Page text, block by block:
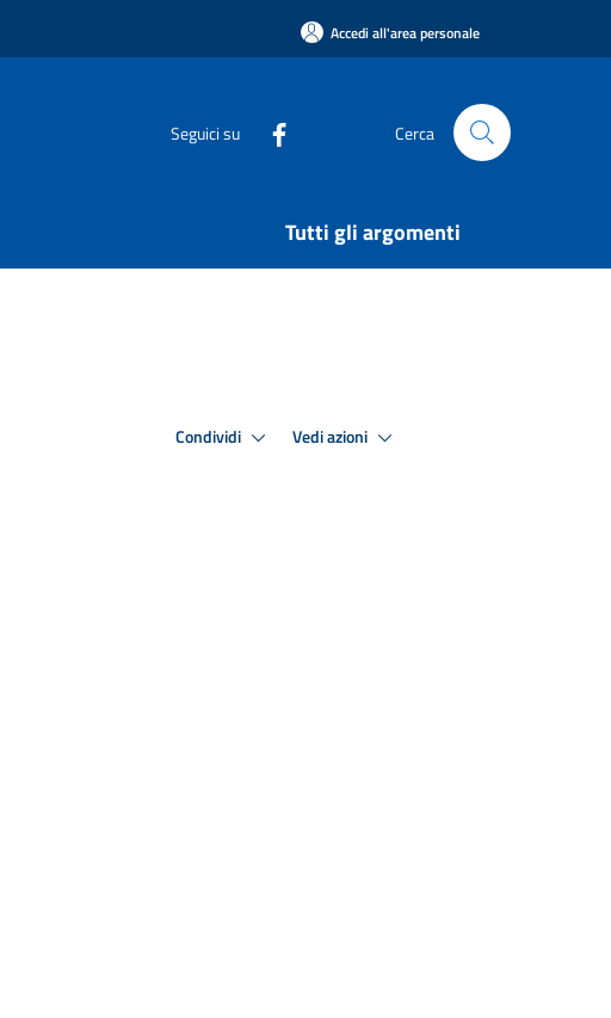
Accedi all'area personale
Seguici su Cerca
Tutti gli argomenti
Condividi Vedi azioni